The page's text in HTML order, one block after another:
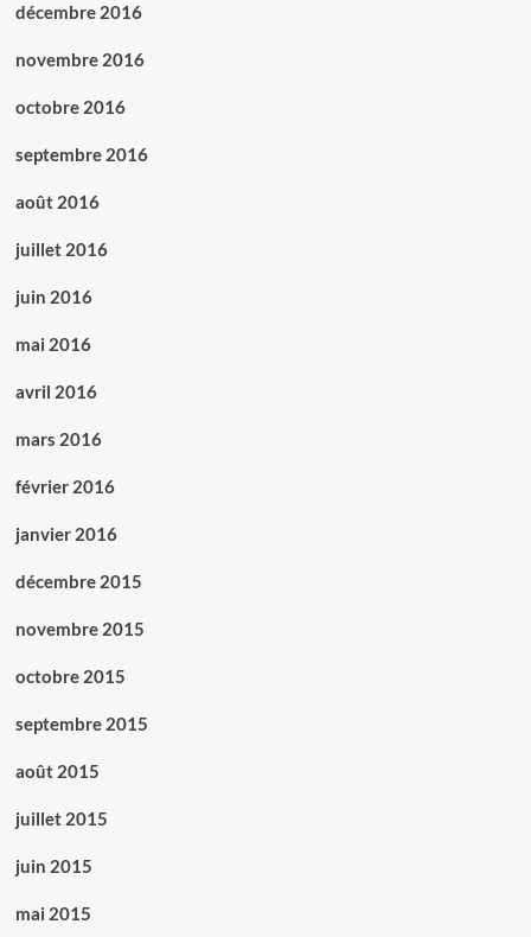
décembre 2016
novembre 2016
octobre 2016
septembre 2016
août 2016
juillet 2016
juin 2016
mai 2016
avril 2016
mars 2016
février 2016
janvier 2016
décembre 2015
novembre 2015
octobre 2015
septembre 2015
août 2015
juillet 2015
juin 2015
mai 2015